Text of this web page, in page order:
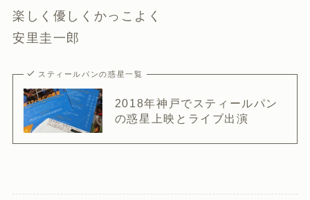
楽しく優しくかっこよく
安里圭一郎
スティールパンの惑星一覧
2018年神戸でスティールパン
の惑星上映とライブ出演